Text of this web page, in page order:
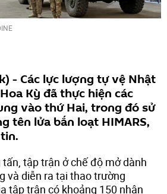
- Các lực lượng tự vệ Nhật
Kỳ đã thực hiện các
vào thứ Hai, trong đó sử
tên lửa bắn loạt HIMARS,
tập trận ở chế độ mở dành
và diễn ra tại thao trường
tập trận có khoảng 150 nhân